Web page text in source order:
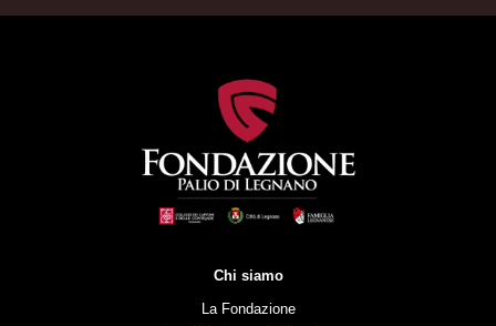
Chi siamo
La Fondazione